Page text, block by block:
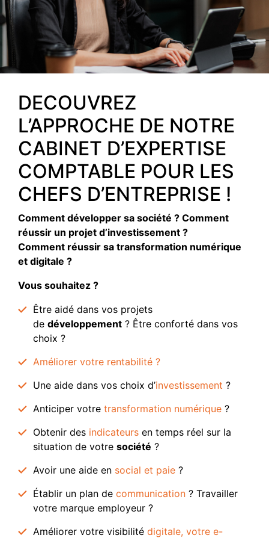
DECOUVREZ
L’APPROCHE DE NOTRE
CABINET D’EXPERTISE
COMPTABLE POUR LES
CHEFS D’ENTREPRISE !
Comment développer sa société ? Comment
réussir un projet d’investissement ?
Comment réussir sa transformation numérique
et digitale ?
Vous souhaitez ?
Être aidé dans vos projets
de développement ? Être conforté dans vos
choix ?
Améliorer votre rentabilité ?
Une aide dans vos choix d’investissement ?
Anticiper votre transformation numérique ?
Obtenir des indicateurs en temps réel sur la
situation de votre société ?
Avoir une aide en social et paie ?
Établir un plan de communication ? Travailler
votre marque employeur ?
Améliorer votre visibilité digitale, votre e-